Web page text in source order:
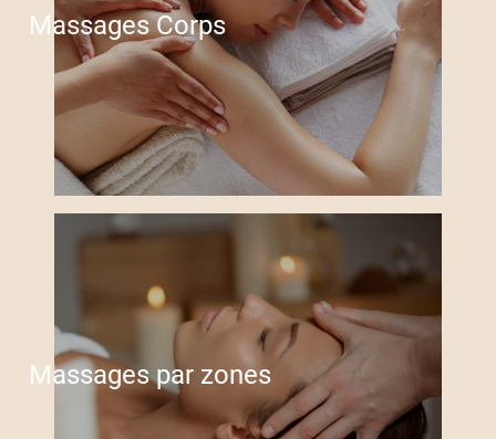
Massages Corps
Massages par zones